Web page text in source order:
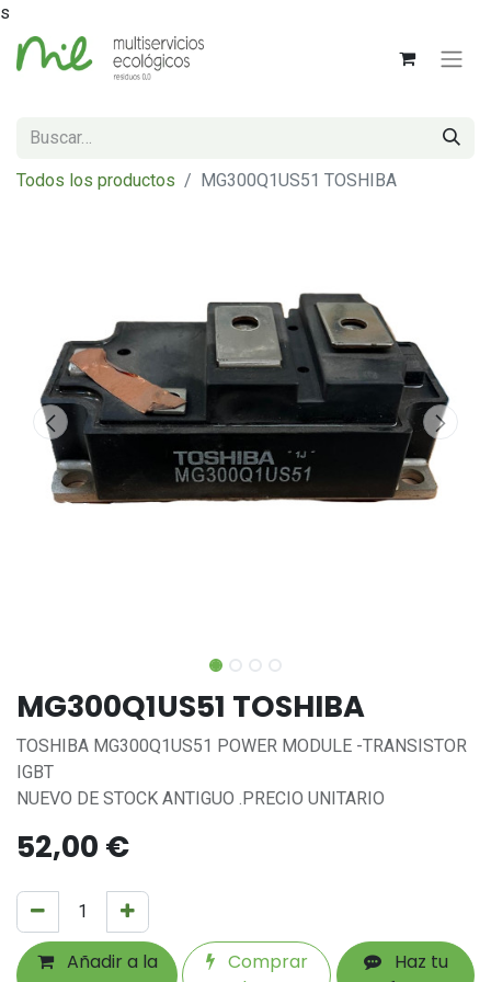
s
Todos los productos MG300Q1US51 TOSHIBA
MG300Q1US51 TOSHIBA
TOSHIBA MG300Q1US51 POWER MODULE -TRANSISTOR
IGBT
NUEVO DE STOCK ANTIGUO .PRECIO UNITARIO
52,00 €
Añadir a la
Comprar
Haz tu